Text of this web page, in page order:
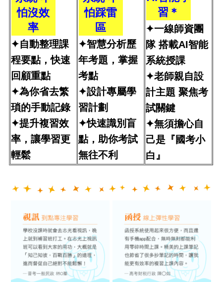
怕沒效
率
✦自動整理課
程要點，快速
回顧重點
✦為你省去繁
瑣的手動記錄
✦提升複習效
率，讓學習更
輕鬆
怕踩雷
區
✦智慧分析歷
年考題，掌握
考點
✦設計專屬學
習計劃
✦快速識別盲
點，助你考試
無往不利
習＊
✦一線師資團
隊 搭載AI智能
系統授課
✦老師親自設
計主題 聚焦考
試關鍵
✦無須擔心自
己是『國考小
白』